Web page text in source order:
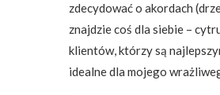
zdecydować o akordach
znajdzie coś dla siebie –
klientów, którzy są
idealne dla mojego